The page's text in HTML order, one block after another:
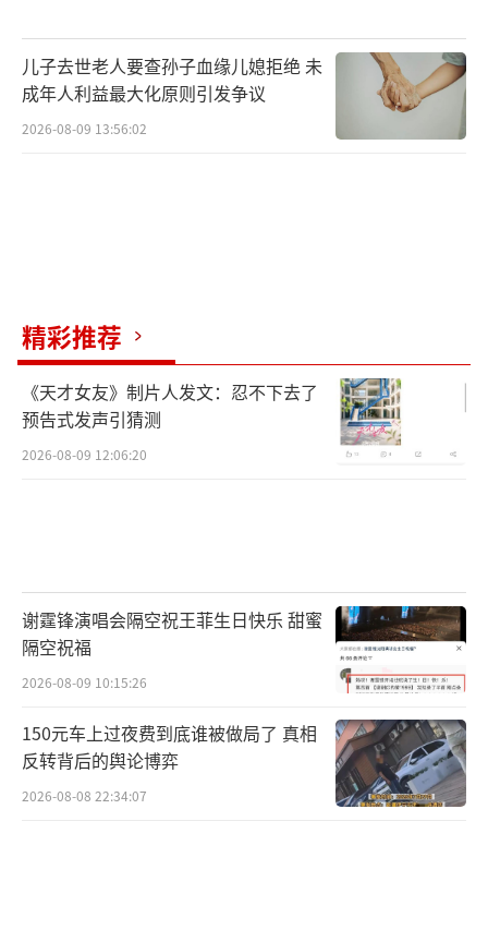
儿子去世老人要查孙子血缘儿媳拒绝 未
成年人利益最大化原则引发争议
2026-08-09 13:56:02
精彩推荐
《天才女友》制片人发文：忍不下去了
预告式发声引猜测
2026-08-09 12:06:20
谢霆锋演唱会隔空祝王菲生日快乐 甜蜜
隔空祝福
2026-08-09 10:15:26
150元车上过夜费到底谁被做局了 真相
反转背后的舆论博弈
2026-08-08 22:34:07